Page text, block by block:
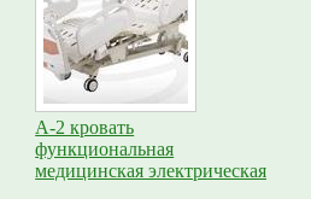
A-2 кровать
функциональная
медицинская электрическая